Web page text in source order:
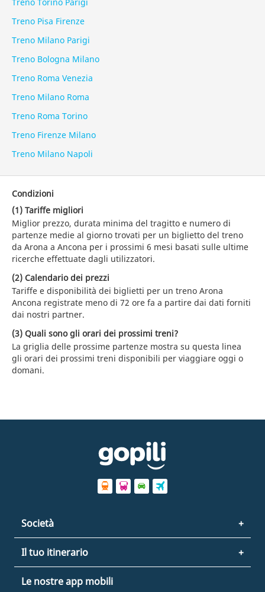
Treno Pisa Firenze
Treno Milano Parigi
Treno Bologna Milano
Treno Roma Venezia
Treno Milano Roma
Treno Roma Torino
Treno Firenze Milano
Treno Milano Napoli
Condizioni
(1) Tariffe migliori
Miglior prezzo, durata minima del tragitto e numero di
partenze medie al giorno trovati per un biglietto del treno
da Arona a Ancona per i prossimi 6 mesi basati sulle ultime
ricerche effettuate dagli utilizzatori.
(2) Calendario dei prezzi
Tariffe e disponibilità dei biglietti per un treno Arona
Ancona registrate meno di 72 ore fa a partire dai dati forniti
dai nostri partner.
(3) Quali sono gli orari dei prossimi treni?
La griglia delle prossime partenze mostra su questa linea
gli orari dei prossimi treni disponibili per viaggiare oggi o
domani.
Società
Il tuo itinerario
Le nostre app mobili